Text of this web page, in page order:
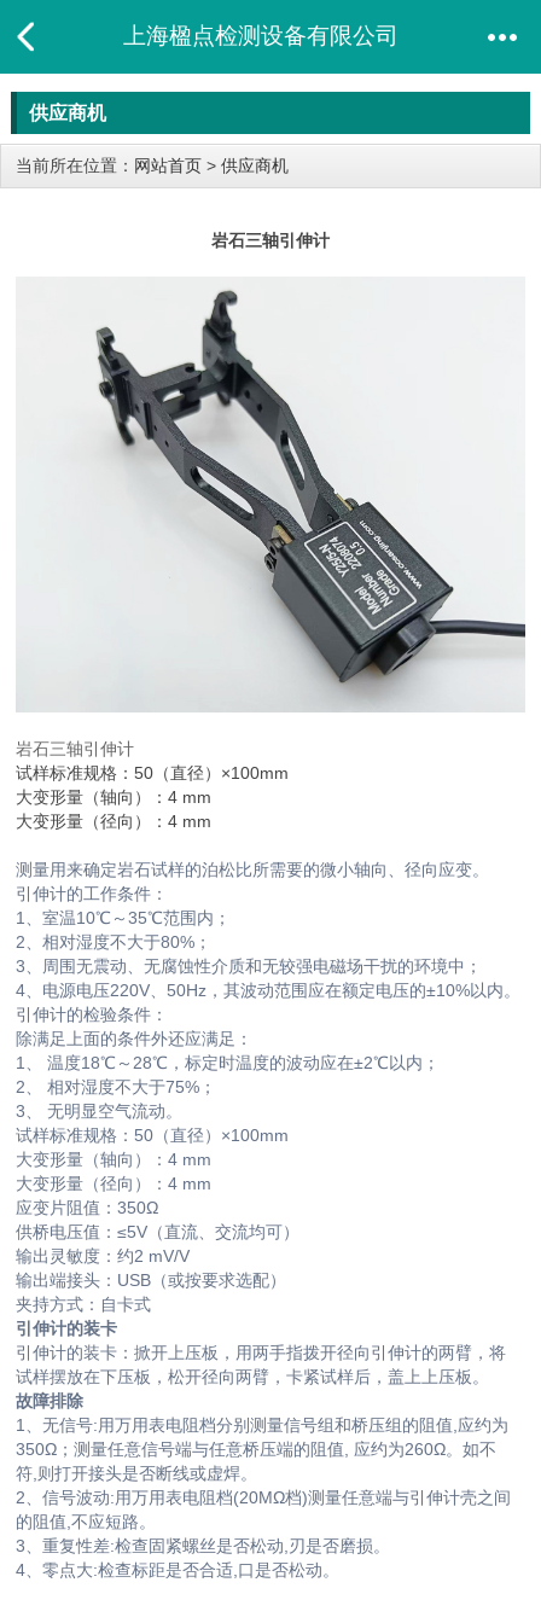
上海楹点检测设备有限公司
供应商机
当前所在位置： 网站首页 > 供应商机
岩石三轴引伸计
岩石三轴引伸计
试样标准规格：50（直径）×100mm
大变形量（轴向）：4 mm
大变形量（径向）：4 mm
测量用来确定岩石试样的泊松比所需要的微小轴向、径向应变。
引伸计的工作条件：
1、室温10℃～35℃范围内；
2、相对湿度不大于80%；
3、周围无震动、无腐蚀性介质和无较强电磁场干扰的环境中；
4、电源电压220V、50Hz，其波动范围应在额定电压的±10%以内。
引伸计的检验条件：
除满足上面的条件外还应满足：
1、 温度18℃～28℃，标定时温度的波动应在±2℃以内；
2、 相对湿度不大于75%；
3、 无明显空气流动。
试样标准规格：50（直径）×100mm
大变形量（轴向）：4 mm
大变形量（径向）：4 mm
应变片阻值：350Ω
供桥电压值：≤5V（直流、交流均可）
输出灵敏度：约2 mV/V
输出端接头：USB（或按要求选配）
夹持方式：自卡式
引伸计的装卡
引伸计的装卡：掀开上压板，用两手指拨开径向引伸计的两臂，将
试样摆放在下压板，松开径向两臂，卡紧试样后，盖上上压板。
故障排除
1、无信号:用万用表电阻档分别测量信号组和桥压组的阻值,应约为
350Ω；测量任意信号端与任意桥压端的阻值, 应约为260Ω。如不
符,则打开接头是否断线或虚焊。
2、信号波动:用万用表电阻档(20MΩ档)测量任意端与引伸计壳之间
的阻值,不应短路。
3、重复性差:检查固紧螺丝是否松动,刃是否磨损。
4、零点大:检查标距是否合适,口是否松动。